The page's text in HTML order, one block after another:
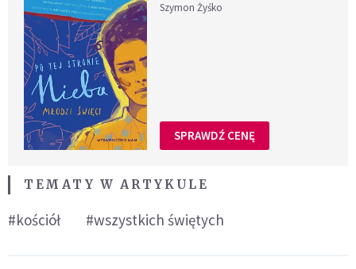
Szymon Żyśko
SPRAWDŹ CENĘ
TEMATY W ARTYKULE
#kościół #wszystkich świętych